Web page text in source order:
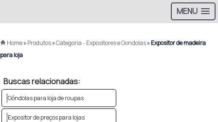
MENU
Home»Produtos»Categoria - Expositores e Gondolas»Expositor de madeira
para loja
Buscas relacionadas:
Gôndolas para loja de roupas
Expositor de preços para lojas